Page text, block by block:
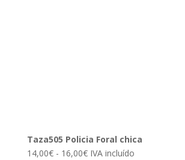
Taza505 Policia Foral chica
14,00€ - 16,00€Rango
IVA incluído